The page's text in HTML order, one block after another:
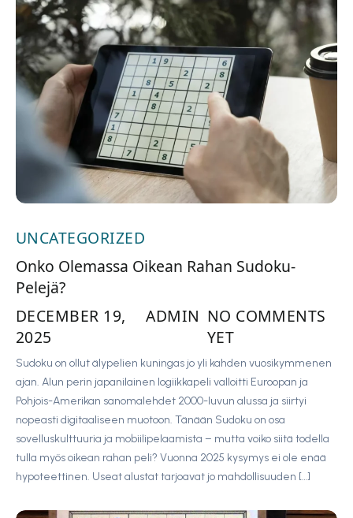
UNCATEGORIZED
Onko Olemassa Oikean Rahan Sudoku-
Pelejä?
DECEMBER 19,
2025
ADMIN NO COMMENTS
YET
Sudoku on ollut älypelien kuningas jo yli kahden vuosikymmenen
ajan. Alun perin japanilainen logiikkapeli valloitti Euroopan ja
Pohjois-Amerikan sanomalehdet 2000-luvun alussa ja siirtyi
nopeasti digitaaliseen muotoon. Tänään Sudoku on osa
sovelluskulttuuria ja mobiilipelaamista – mutta voiko siitä todella
tulla myös oikean rahan peli? Vuonna 2025 kysymys ei ole enää
hypoteettinen. Useat alustat tarjoavat jo mahdollisuuden […]